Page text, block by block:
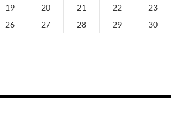
19 20 21 22
23
26 27 28 29
30